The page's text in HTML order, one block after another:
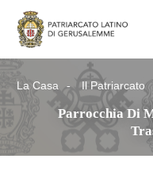
La Casa Il Patriarcato
Parrocchia Di